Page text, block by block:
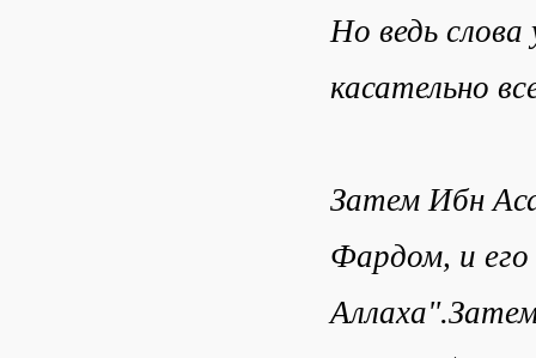
Но ведь
касательно
Затем Ибн
Фардом, и